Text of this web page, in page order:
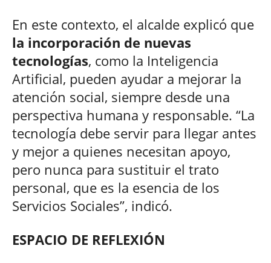
En este contexto, el alcalde explicó que
la incorporación de nuevas
tecnologías, como la Inteligencia
Artificial, pueden ayudar a mejorar la
atención social, siempre desde una
perspectiva humana y responsable. “La
tecnología debe servir para llegar antes
y mejor a quienes necesitan apoyo,
pero nunca para sustituir el trato
personal, que es la esencia de los
Servicios Sociales”, indicó.
ESPACIO DE REFLEXIÓN